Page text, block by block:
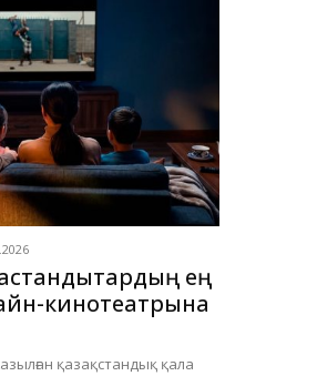
ең
кинотеатрына
қазақстандық қала